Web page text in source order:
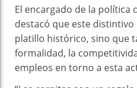
El encargado de la política
destacó que este
platillo histórico, sino que
formalidad, la
empleos en torno a esta